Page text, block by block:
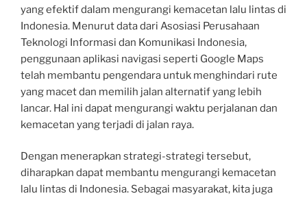
yang efektif dalam mengurangi kemacetan lalu lintas di
Indonesia. Menurut data dari Asosiasi Perusahaan
Teknologi Informasi dan Komunikasi Indonesia,
penggunaan aplikasi navigasi seperti Google Maps
telah membantu pengendara untuk menghindari rute
yang macet dan memilih jalan alternatif yang lebih
lancar. Hal ini dapat mengurangi waktu perjalanan dan
kemacetan yang terjadi di jalan raya.
Dengan menerapkan strategi-strategi tersebut,
diharapkan dapat membantu mengurangi kemacetan
lalu lintas di Indonesia. Sebagai masyarakat, kita juga